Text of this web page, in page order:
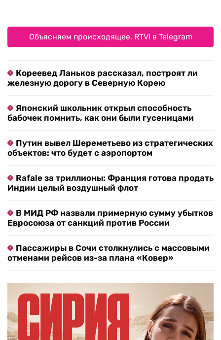
Объясняем происходящее. RTVI в Telegram
Кореевед Ланьков рассказал, построят ли
железную дорогу в Северную Корею
Японский школьник открыл способность
бабочек помнить, как они были гусеницами
Путин вывел Шереметьево из стратегических
объектов: что будет с аэропортом
Rafale за триллионы: Франция готова продать
Индии целый воздушный флот
В МИД РФ назвали примерную сумму убытков
Евросоюза от санкций против России
Пассажиры в Сочи столкнулись с массовыми
отменами рейсов из-за плана «Ковер»